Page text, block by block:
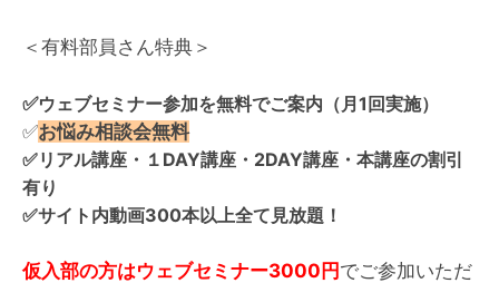
＜有料部員さん特典＞
✅ウェブセミナー参加を無料でご案内（月1回実施）
✅お悩み相談会無料
✅リアル講座・１DAY講座・2DAY講座・本講座の割引
有り
✅サイト内動画300本以上全て見放題！
仮入部の方はウェブセミナー3000円 でご参加いただ